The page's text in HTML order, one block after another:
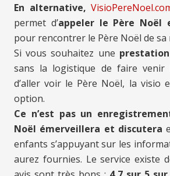
En alternative,
permet d’appeler le Père Noël
pour rencontrer le Père Noël de sa
Si vous souhaitez une
sans la logistique de faire
d’aller voir le Père Noël, la visio
option.
Ce n’est pas un
Noël émerveillera et discutera
enfants s’appuyant sur les
aurez fournies. Le service existe